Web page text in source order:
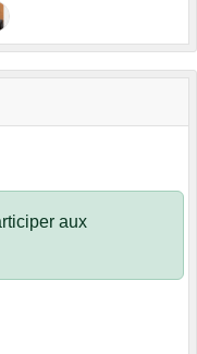
aux